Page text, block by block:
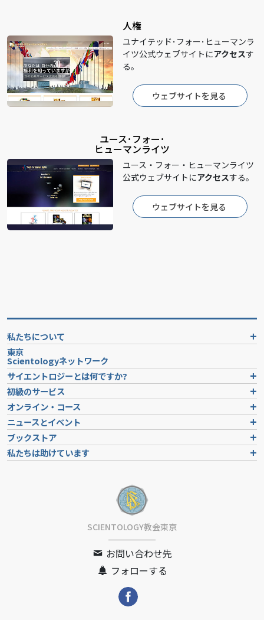
人権
ユナイテッド･フォー･ヒューマンラ
イツ公式ウェブサイトにアクセスす
る。
ウェブサイトを見る
ユース･フォー･
ヒューマンライツ
ユース・フォー・ヒューマンライツ
公式ウェブサイトにアクセスする。
ウェブサイトを見る
私たちについて
東京
Scientologyネットワーク
サイエントロジーとは何ですか?
初級のサービス
オンライン・コース
ニュースとイベント
ブックストア
私たちは助けています
SCIENTOLOGY教会東京
お問い合わせ先
フォローする